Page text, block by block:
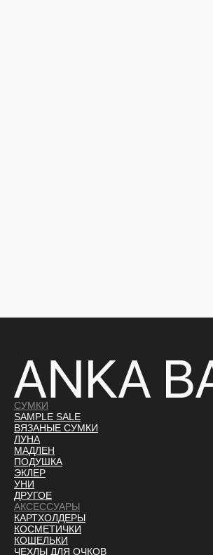
СУМКИ
SAMPLE SALE
ВЯЗАНЫЕ СУМКИ
ЛУНА
МАДЛЕН
ПОДУШКА
ЭКЛЕР
УНИ
ДРУГОЕ
АКСЕССУАРЫ
КАРТХОЛДЕРЫ
КОСМЕТИЧКИ
КОШЕЛЬКИ
ЧЕХЛЫ ДЛЯ ОЧКОВ